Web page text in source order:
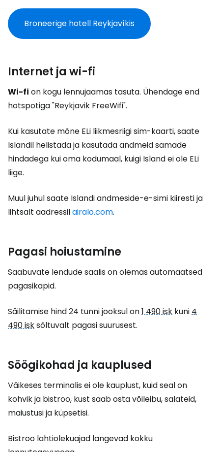
Broneerige hotell Reykjavíkis
Internet ja wi-fi
Wi-fi on kogu lennujaamas tasuta. Ühendage end
hotspotiga "Reykjavik FreeWifi".
Kui kasutate mõne ELi liikmesriigi sim-kaarti, saate
Islandil helistada ja kasutada andmeid samade
hindadega kui oma kodumaal, kuigi Island ei ole ELi
liige.
Muul juhul saate Islandi andmeside-e-simi kiiresti ja
lihtsalt aadressilairalo.com.
Pagasi hoiustamine
Saabuvate lendude saalis on olemas automaatsed
pagasikapid.
Säilitamise hind 24 tunni jooksul on1 490 isk kuni4
490 isksõltuvalt pagasi suurusest.
Söögikohad ja kauplused
Väikeses terminalis ei ole kauplust, kuid seal on
kohvik ja bistroo, kust saab osta võileibu, salateid,
maiustusi ja küpsetisi.
Bistroo lahtiolekuajad langevad kokku